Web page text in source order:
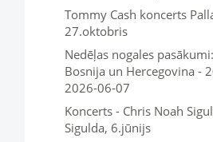
Tommy Cash koncerts
27.oktobris
Nedēļas nogales
Bosnija un Hercegovina -
2026-06-07
Koncerts - Chris Noah
Sigulda, 6.jūnijs